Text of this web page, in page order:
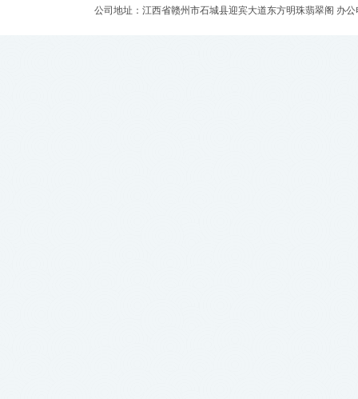
公司地址：江西省赣州市石城县迎宾大道东方明珠翡翠阁 办公